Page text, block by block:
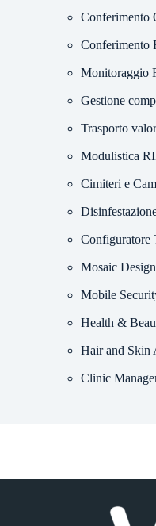
Conferimento
Conferimento
Monitoraggio
Gestione
Trasporto
Modulistica
Cimiteri e
Configuratore
Mosaic Design
Mobile
Health &
Hair and Skin
Clinic